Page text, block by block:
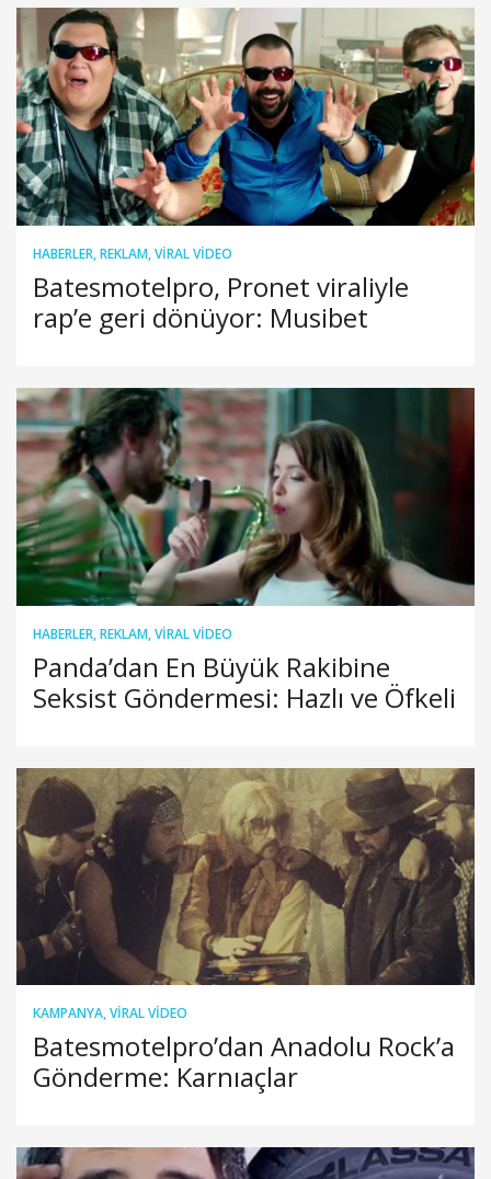
HABERLER,REKLAM,VIRAL VIDEO
Batesmotelpro, Pronet viraliyle
rap’e geri dönüyor: Musibet
HABERLER,REKLAM,VIRAL VIDEO
Panda’dan En Büyük Rakibine
Seksist Göndermesi: Hazlı ve Öfkeli
KAMPANYA,VIRAL VIDEO
Batesmotelpro’dan Anadolu Rock’a
Gönderme: Karnıaçlar